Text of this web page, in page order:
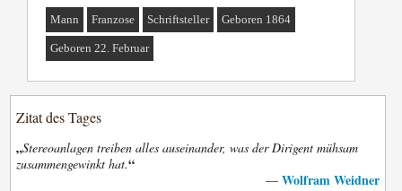
Mann Franzose Schriftsteller Geboren 1864
Geboren 22. Februar
Zitat des Tages
„Stereoanlagen treiben alles auseinander, was der Dirigent mühsam
zusammengewinkt hat.“
— Wolfram Weidner